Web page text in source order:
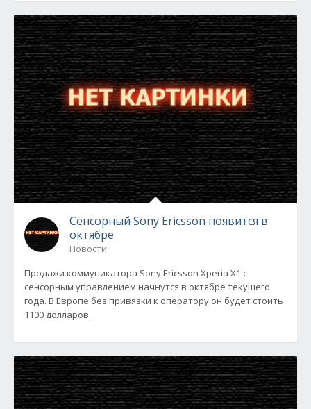
Сенсорный Sony Ericsson появится в
октябре
Новости
Продажи коммуникатора Sony Ericsson Xperia X1 с
сенсорным управлением начнутся в октябре текущего
года. В Европе без привязки к оператору он будет стоить
1100 долларов.